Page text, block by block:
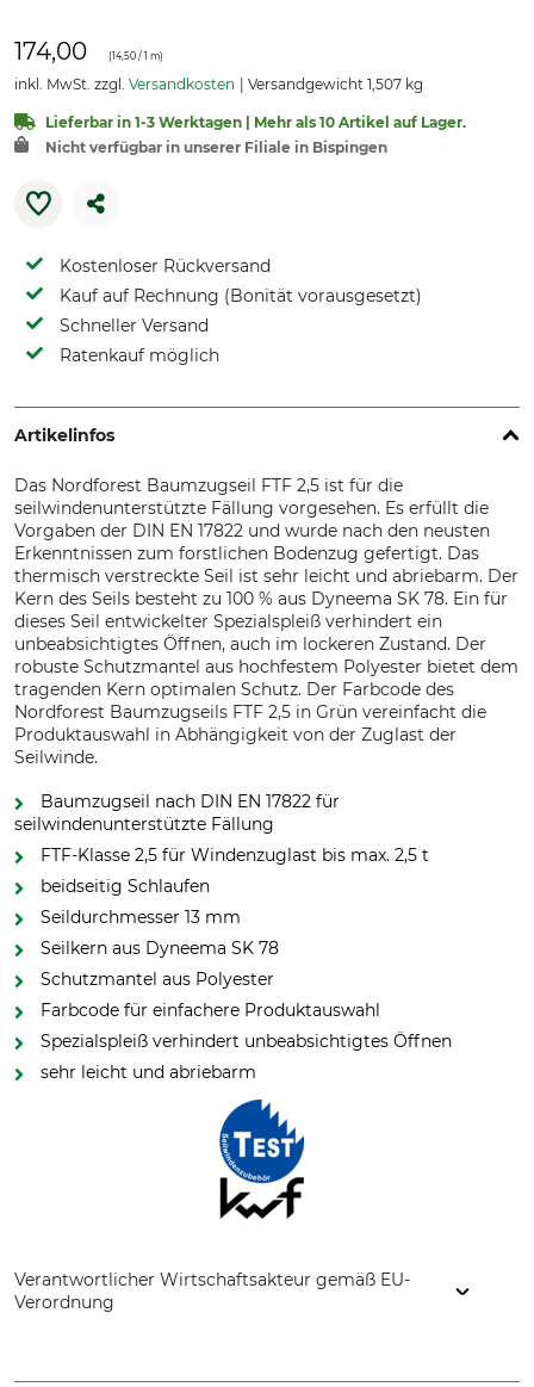
174,00 (14,50 / 1 m)
inkl. MwSt. zzgl. Versandkosten Versandgewicht 1,507 kg
Lieferbar in 1-3 Werktagen | Mehr als 10 Artikel auf Lager.
Nicht verfügbar in unserer Filiale in Bispingen
Kostenloser Rückversand
Kauf auf Rechnung (Bonität vorausgesetzt)
Schneller Versand
Ratenkauf möglich
Artikelinfos
Das Nordforest Baumzugseil FTF 2,5 ist für die
seilwindenunterstützte Fällung vorgesehen. Es erfüllt die
Vorgaben der DIN EN 17822 und wurde nach den neusten
Erkenntnissen zum forstlichen Bodenzug gefertigt. Das
thermisch verstreckte Seil ist sehr leicht und abriebarm. Der
Kern des Seils besteht zu 100 % aus Dyneema SK 78. Ein für
dieses Seil entwickelter Spezialspleiß verhindert ein
unbeabsichtigtes Öffnen, auch im lockeren Zustand. Der
robuste Schutzmantel aus hochfestem Polyester bietet dem
tragenden Kern optimalen Schutz. Der Farbcode des
Nordforest Baumzugseils FTF 2,5 in Grün vereinfacht die
Produktauswahl in Abhängigkeit von der Zuglast der
Seilwinde.
Baumzugseil nach DIN EN 17822 für
seilwindenunterstützte Fällung
FTF-Klasse 2,5 für Windenzuglast bis max. 2,5 t
beidseitig Schlaufen
Seildurchmesser 13 mm
Seilkern aus Dyneema SK 78
Schutzmantel aus Polyester
Farbcode für einfachere Produktauswahl
Spezialspleiß verhindert unbeabsichtigtes Öffnen
sehr leicht und abriebarm
Verantwortlicher Wirtschaftsakteur gemäß EU-
Verordnung
www.grube.de